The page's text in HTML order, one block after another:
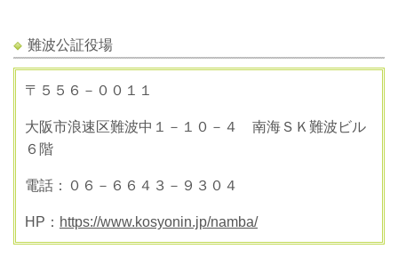
難波公証役場
〒５５６－００１１
大阪市浪速区難波中１－１０－４ 南海ＳＫ難波ビル
６階
電話：０６－６６４３－９３０４
HP： https://www.kosyonin.jp/namba/